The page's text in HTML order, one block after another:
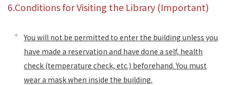
6.Conditions for Visiting the Library (Important)
You will not be permitted to enter the building unless you
have made a reservation and have done a self, health
check (temperature check, etc.) beforehand. You must
wear a mask when inside the building.